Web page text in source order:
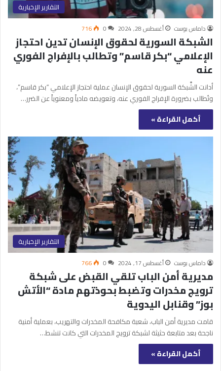
التقارير الإخبارية
داماس بوست أغسطس 28, 2024 0
716
الشبكة السورية لحقوق الإنسان تدين احتجاز
الإعلامي “بكر قاسم” وتطالب بالإفراج الفوري
عنه
أدانت الشَّبكة السورية لحقوق الإنسان عملية احتجاز الإعلامي “بكر قاسم”،
وتُطالب بضرورة الإفراج الفوري عنه، وتعويضه مادياً ومعنوياً عن الضرر…
أكمل القراءة »
التقارير الإخبارية
داماس بوست أغسطس 17, 2024 0
766
مديرية أمن الباب تلقي القبض على شبكة
ترويج مخدرات وتضبط بحوذتهم مادة “الأتش
بوز” وقنابل اليدوية
قامت مديرية أمن الباب، شعبة مكافحة المخدرات والتهريب، بعملية أمنية
ناجحة بعد متابعة حثيثة لشبكة ترويج المخدرات التي كانت تنشط…
أكمل القراءة »